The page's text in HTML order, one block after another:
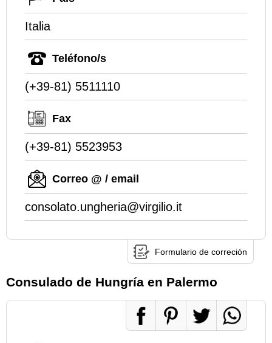
Italia
Teléfono/s
(+39-81) 5511110
Fax
(+39-81) 5523953
Correo @ / email
consolato.ungheria@virgilio.it
Formulario de correción
Consulado de Hungría en Palermo